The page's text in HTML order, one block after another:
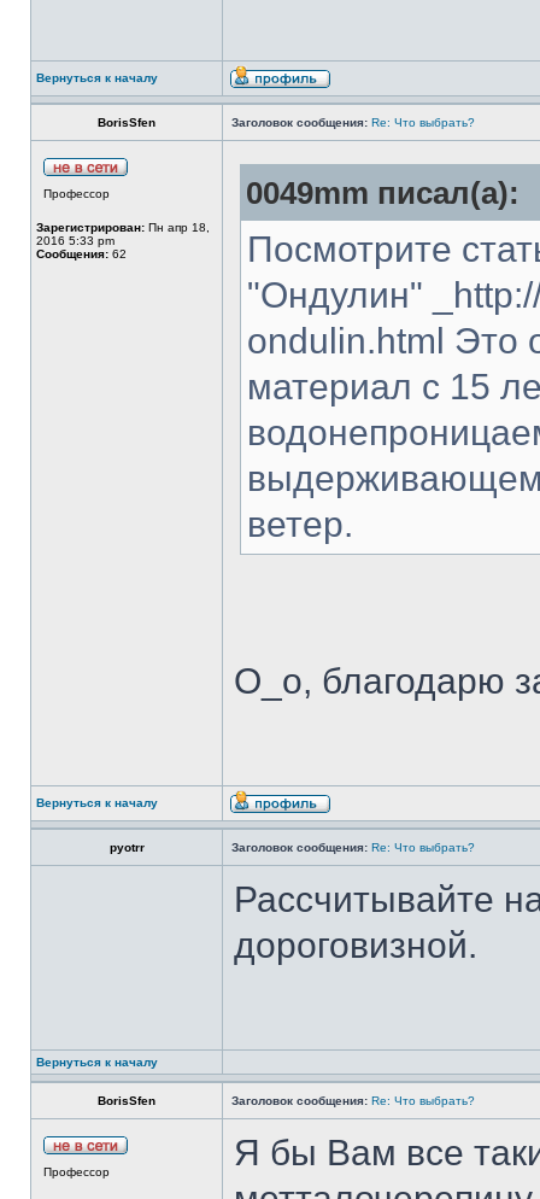
Вернуться к началу
BorisSfen Заголовок сообщения: Re: Что выбрать?
Профессор
Зарегистрирован: Пн апр 18,
2016 5:33 pm
Сообщения: 62
0049mm писал(а):
Посмотрите
"Ондулин"
ondulin.html Это
материал с 15
выдерживающем
ветер.
О_о, благодарю
Вернуться к началу
pyotrr Заголовок сообщения: Re: Что выбрать?
Рассчитывайте
дороговизной.
Вернуться к началу
BorisSfen Заголовок сообщения: Re: Что выбрать?
Профессор
Я бы Вам все